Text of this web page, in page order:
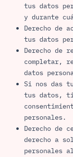
tus datos
y durante
Derecho de
tus datos
Derecho de
completar,
datos
Si nos das
tus datos,
personales.
Derecho de
derecho a
personales